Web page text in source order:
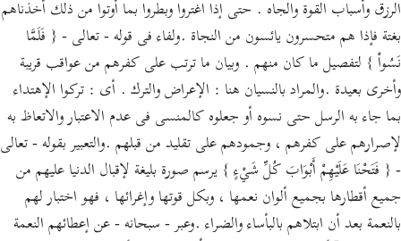
الرزق وأسباب القوة والجاه . حتى إذا اغتروا وبطروا بما أوتوا من ذلك أخذناهم
بغتة فإذا هم متحسرون يائسون من النجاة .ولفاء فى قوله - تعالى - { فَلَمَّا
نَسُواْ } لتفصيل ما كان منهم . وبيان ما ترتب على كفرهم من عواقب قريبة
وأخرى بعيدة .والمراد بالنسيان هنا : الإعراض والترك . أى : تركوا الإهتداء
بما جاء به الرسل حتى نسوه أو جعلوه كالمنسى فى عدم الاعتبار والاتعاظ به
لإصرارهم على كفرهم ، وجمودهم على تقليد من قبلهم .والتعبير بقوله - تعالى
- { فَتَحْنَا عَلَيْهِمْ أَبْوَابَ كُلِّ شَيْءٍ } يرسم صورة بليغة لإقبال الدنيا عليهم من
جميع أقطارها بجميع ألوان نعمها ، وبكل قوتها وإغرائها ، فهو اختبار لهم
بالنعمة بعد أن ابتلاهم بالبأساء والضراء .وعبر - سبحانه - عن إعطائهم النعمة